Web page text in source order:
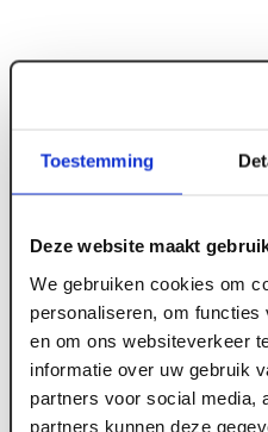
Toestemming
Deze website maakt
We gebruiken cookies om
personaliseren, om
en om ons websiteverkeer
informatie over uw gebruik
partners voor social media,
partners kunnen deze
ART000804
Dwarsprofiel OWA 15
st/pk)